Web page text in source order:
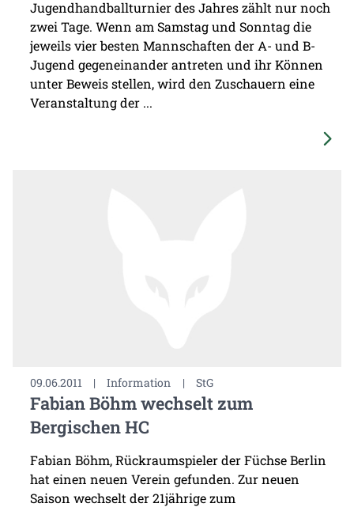
Jugendhandballturnier des Jahres zählt nur noch
zwei Tage. Wenn am Samstag und Sonntag die
jeweils vier besten Mannschaften der A- und B-
Jugend gegeneinander antreten und ihr Können
unter Beweis stellen, wird den Zuschauern eine
Veranstaltung der ...
09.06.2011 | Information | StG
Fabian Böhm wechselt zum
Bergischen HC
Fabian Böhm, Rückraumspieler der Füchse Berlin
hat einen neuen Verein gefunden. Zur neuen
Saison wechselt der 21jährige zum